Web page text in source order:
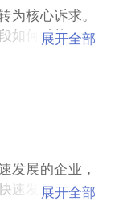
为核心诉求。
如何赋能，可
展开全部
发展的企业，
速发展的财务
展开全部